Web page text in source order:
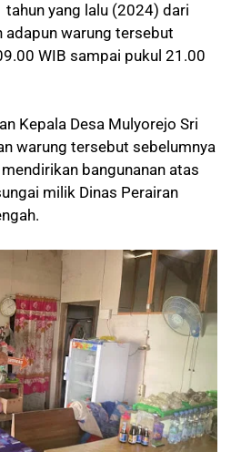
yang lalu (2024) dari
adapun warung tersebut
WIB sampai pukul 21.00
Kepala Desa Mulyorejo Sri
warung tersebut sebelumnya
bangunanan atas
milik Dinas Perairan